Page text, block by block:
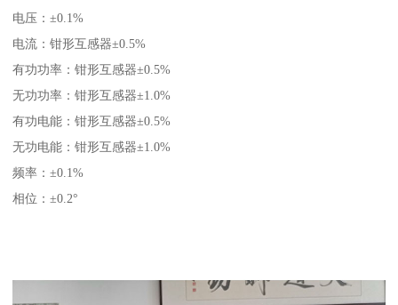
电压：±0.1%
电流：钳形互感器±0.5%
有功功率：钳形互感器±0.5%
无功功率：钳形互感器±1.0%
有功电能：钳形互感器±0.5%
无功电能：钳形互感器±1.0%
频率：±0.1%
相位：±0.2°